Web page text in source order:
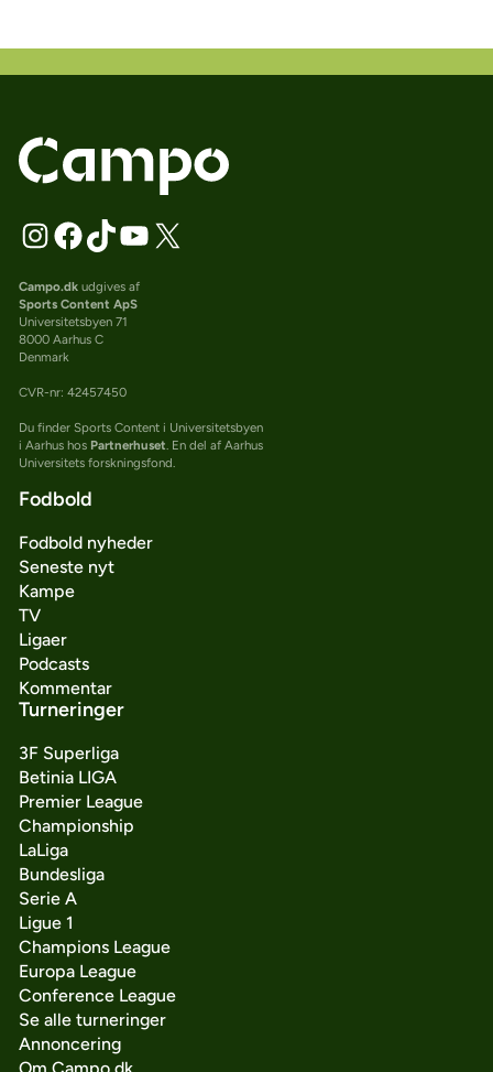
Campo.dkudgives af
Sports Content ApS
Universitetsbyen 71
8000 Aarhus C
Denmark
CVR-nr: 42457450
Du finder Sports Content i Universitetsbyen
i Aarhus hos Partnerhuset. En del af Aarhus
Universitets forskningsfond.
Fodbold
Fodbold nyheder
Seneste nyt
Kampe
TV
Ligaer
Podcasts
Kommentar
Turneringer
3F Superliga
Betinia LIGA
Premier League
Championship
LaLiga
Bundesliga
Serie A
Ligue 1
Champions League
Europa League
Conference League
Se alle turneringer
Annoncering